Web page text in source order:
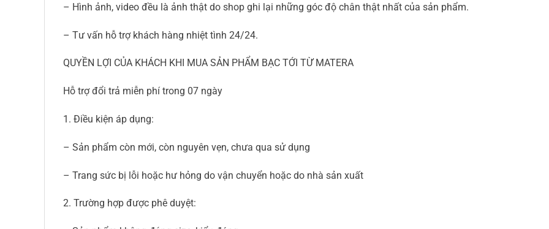
– Hình ảnh, video đều là ảnh thật do shop ghi lại những góc độ chân thật nhất của sản phẩm.
– Tư vấn hỗ trợ khách hàng nhiệt tình 24/24.
QUYỀN LỢI CỦA KHÁCH KHI MUA SẢN PHẨM BẠC TỚI TỪ MATERA
Hỗ trợ đổi trả miễn phí trong 07 ngày
1. Điều kiện áp dụng:
– Sản phẩm còn mới, còn nguyên vẹn, chưa qua sử dụng
– Trang sức bị lỗi hoặc hư hỏng do vận chuyển hoặc do nhà sản xuất
2. Trường hợp được phê duyệt: